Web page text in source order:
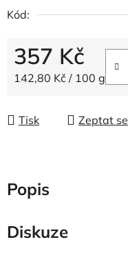
Kód:
357 Kč
Měrná cena:
142,80 Kč / 100 g
Tisk Zeptat se
Popis
Diskuze